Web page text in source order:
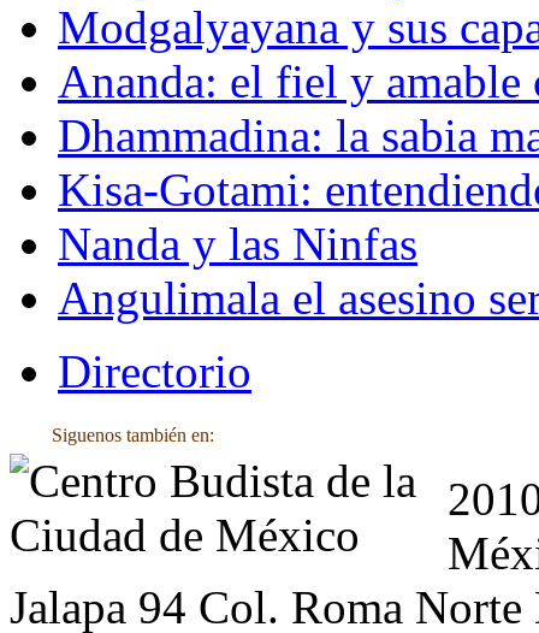
Modgalyayana y sus
Ananda: el fiel y amable
Dhammadina: la sabia
Kisa-Gotami:
Nanda y las Ninfas
Angulimala el asesino
Directorio
Siguenos también en:
Jalapa 94 Col. Roma